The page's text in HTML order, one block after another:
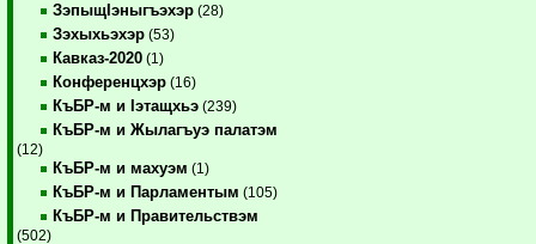
ЗэпыщIэныгъэхэр (28)
Зэхыхьэхэр (53)
Кавказ-2020 (1)
Конференцхэр (16)
КъБР-м и Iэтащхьэ (239)
КъБР-м и Жылагъуэ палатэм
(12)
КъБР-м и махуэм (1)
КъБР-м и Парламентым (105)
КъБР-м и Правительствэм
(502)